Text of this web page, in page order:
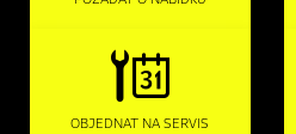
OBJEDNAT NA SERVIS